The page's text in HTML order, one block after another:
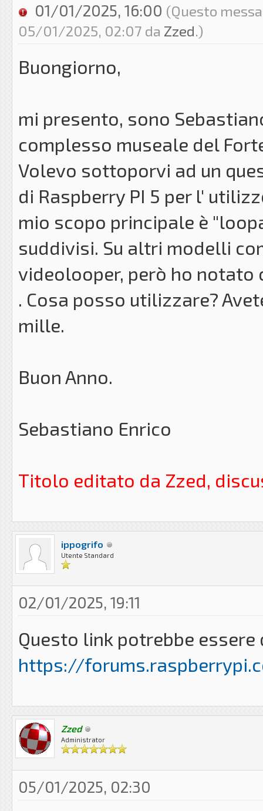
01/01/2025, 16:00 (Questo
05/01/2025, 02:07 da Zzed.)
Buongiorno,
mi presento, sono
complesso museale del
Volevo sottoporvi ad un
di Raspberry PI 5 per l'
mio scopo principale è
suddivisi. Su altri modelli
videolooper, però ho notato
. Cosa posso utilizzare?
mille.
Buon Anno.
Sebastiano Enrico
Titolo editato da Zzed,
ippogrifo
Utente Standard
02/01/2025, 19:11
Questo link potrebbe essere
https://
Zzed
Administrator
05/01/2025, 02:30